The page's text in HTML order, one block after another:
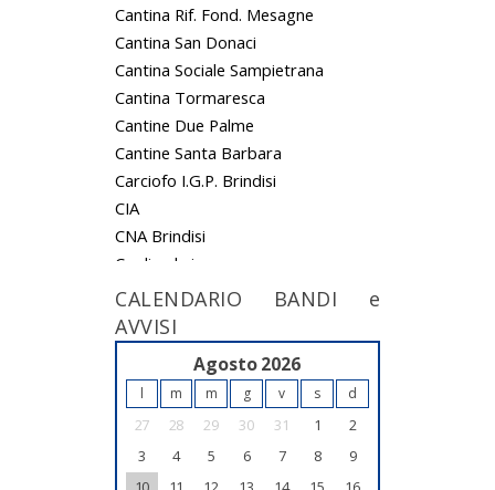
Cantina Rif. Fond. Mesagne
Cantina San Donaci
Cantina Sociale Sampietrana
Cantina Tormaresca
Cantine Due Palme
Cantine Santa Barbara
Carciofo I.G.P. Brindisi
CIA
CNA Brindisi
Co.di.va.bri.
Coldiretti Brindisi
Confagricoltura Brindisi
Confcooperative Brindisi
Copagri Brindisi
Gamadi S.r.l.
L'ancora di Puglia Oleificio
Lega Coop Puglia
Legambiente Brindisi
CALENDARIO BANDI e
AVVISI
Agosto 2026
l m m g v s d
27 28 29 30 31 1
2
3
4 5 6 7 8
9